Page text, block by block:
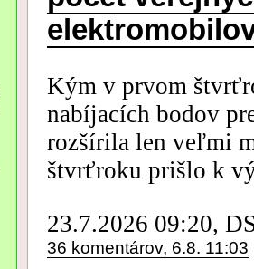
Kým v prvom
nabíjacích bodov
rozšírila len veľmi
štvrťroku prišlo k
23.7.2026 09:20,
36 komentárov, 6.8. 11:03